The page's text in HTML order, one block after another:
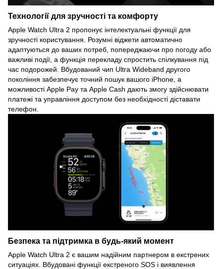
Технології для зручності та комфорту
Apple Watch Ultra 2 пропонує інтелектуальні функції для
зручності користування. Розумні віджети автоматично
адаптуються до ваших потреб, попереджаючи про погоду або
важливі події, а функція перекладу спростить спілкування під
час подорожей. Вбудований чип Ultra Wideband другого
покоління забезпечує точний пошук вашого iPhone, а
можливості Apple Pay та Apple Cash дають змогу здійснювати
платежі та управління доступом без необхідності діставати
телефон.
Безпека та підтримка в будь-який момент
Apple Watch Ultra 2 є вашим надійним партнером в екстрених
ситуаціях. Вбудовані функції екстреного SOS і виявлення